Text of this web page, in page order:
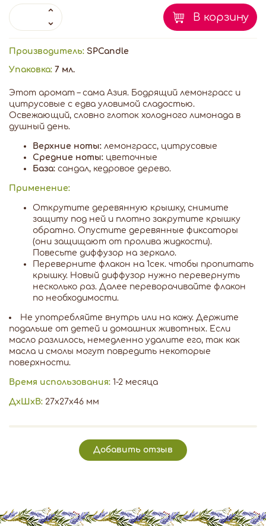
В корзину
Производитель: SPCandle
Упаковка: 7 мл.
Этот аромат – сама Азия. Бодрящий лемонграсс и
цитрусовые с едва уловимой сладостью.
Освежающий, словно глоток холодного лимонада в
душный день.
Верхние ноты: лемонграсс, цитрусовые
Средние ноты: цветочные
База: сандал, кедровое дерево.
Применение:
Открутите деревянную крышку, снимите
защиту под ней и плотно закрутите крышку
обратно. Опустите деревянные фиксаторы
(они защищают от пролива жидкости).
Повесьте диффузор на зеркало.
Переверните флакон на 1сек. чтобы пропитать
крышку. Новый диффузор нужно перевернуть
несколько раз. Далее переворачивайте флакон
по необходимости.
Не употребляйте внутрь или на кожу. Держите
подальше от детей и домашних животных. Если
масло разлилось, немедленно удалите его, так как
масла и смолы могут повредить некоторые
поверхности.
Время использования: 1-2 месяца
ДxШxВ: 27x27x46 мм
Добавить отзыв